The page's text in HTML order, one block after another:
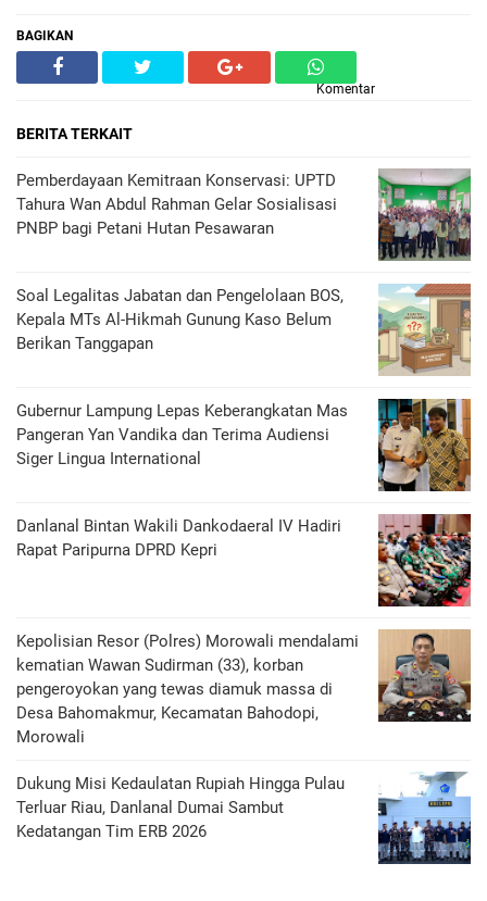
BAGIKAN
Komentar
BERITA TERKAIT
Pemberdayaan Kemitraan Konservasi: UPTD
Tahura Wan Abdul Rahman Gelar Sosialisasi
PNBP bagi Petani Hutan Pesawaran
Soal Legalitas Jabatan dan Pengelolaan BOS,
Kepala MTs Al-Hikmah Gunung Kaso Belum
Berikan Tanggapan
Gubernur Lampung Lepas Keberangkatan Mas
Pangeran Yan Vandika dan Terima Audiensi
Siger Lingua International
Danlanal Bintan Wakili Dankodaeral IV Hadiri
Rapat Paripurna DPRD Kepri
Kepolisian Resor (Polres) Morowali mendalami
kematian Wawan Sudirman (33), korban
pengeroyokan yang tewas diamuk massa di
Desa Bahomakmur, Kecamatan Bahodopi,
Morowali
Dukung Misi Kedaulatan Rupiah Hingga Pulau
Terluar Riau, Danlanal Dumai Sambut
Kedatangan Tim ERB 2026